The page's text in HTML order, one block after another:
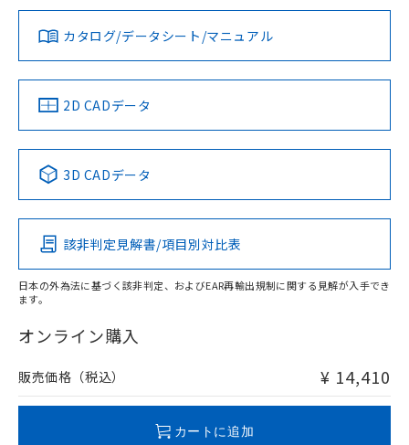
タイムチャート
上、n: 54mm以上
検出領域
ダウンロードデータをご利用いただく前に、以下を必ずお読
みください。
ソフトウェアの使用条件
対応済み
中国 RoHS 注意事項・凡例
Pb Hg Cd Cr(VI)
O
在庫等で未対応品が混在する可能性があります。
問い合わせください。
LR型式承認
（イギリス
船舶規格）
DNV型式承認
（ノルウェー
BV型式承認
（フランス
KR型式
（韓国
No No No No
この製品の規格認証/適合状況ページへ
その他の認証はこちらのページからご検索ください
カタログ/データシート/マニュアル
2D CADデータ
3D CADデータ
該非判定見解書/項目別対比表
日本の外為法に基づく該非判定、およびEAR再輸出規制に関する見解が入手でき
ます。
オンライン購入
販売価格（税込） ¥ 14,410
カートに追加